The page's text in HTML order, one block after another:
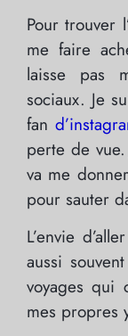
Pour trouver
me faire
laisse pas
sociaux. Je
fan
perte de
va me
pour sauter
L’envie
aussi
voyages qui
mes propres